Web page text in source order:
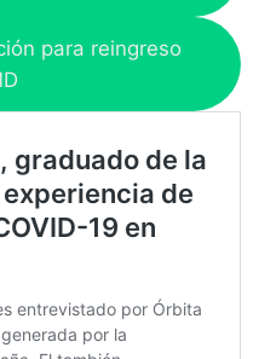
para reingreso